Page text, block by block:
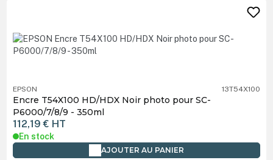
EPSON 13T54X100
Encre T54X100 HD/HDX Noir photo pour SC-
P6000/7/8/9 - 350ml
112,19 € HT
En stock
AJOUTER AU PANIER